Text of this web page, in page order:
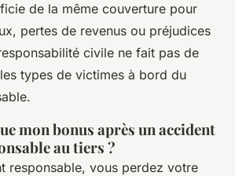
de la même couverture pour
pertes de revenus ou préjudices
civile ne fait pas de
types de victimes à bord du
mon bonus après un accident
au tiers ?
responsable, vous perdez votre